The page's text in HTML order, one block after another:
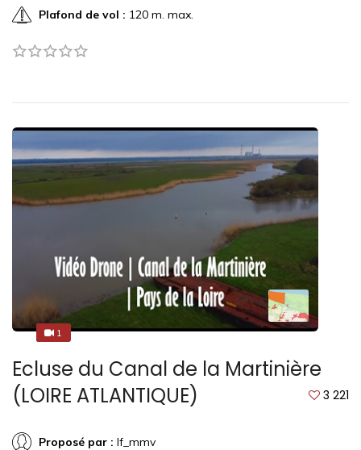
Plafond de vol : 120 m. max.
1
1
Ecluse du Canal de la Martinière
(LOIRE ATLANTIQUE)
3 221
Proposé par : lf_mmv